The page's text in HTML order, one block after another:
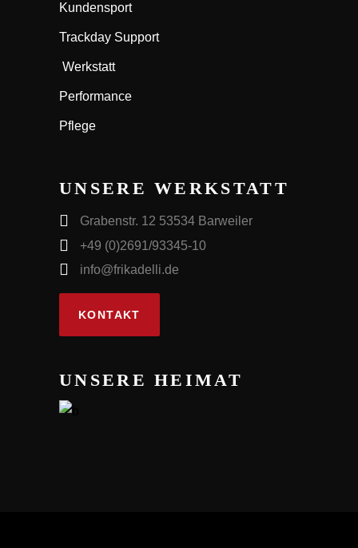
Kundensport
Trackday Support
Werkstatt
Performance
Pflege
UNSERE WERKSTATT
Grabenstr. 12 53534 Barweiler
+49 (0)2691/93345-10
info@frikadelli.de
KONTAKT
UNSERE HEIMAT